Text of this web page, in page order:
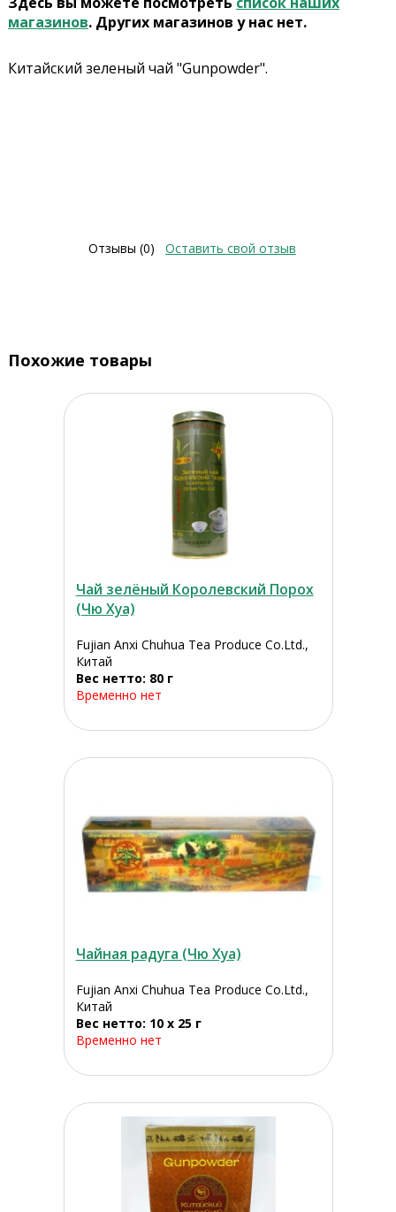
магазинов. Других магазинов у нас нет.
Китайский зеленый чай "Gunpowder".
Отзывы (0) Оставить свой отзыв
Похожие товары
Чай зелёный Королевский Порох
(Чю Хуа)
Fujian Anxi Chuhua Tea Produce Co.Ltd.,
Китай
Вес нетто: 80 г
Временно нет
Чайная радуга (Чю Хуа)
Fujian Anxi Chuhua Tea Produce Co.Ltd.,
Китай
Вес нетто: 10 x 25 г
Временно нет